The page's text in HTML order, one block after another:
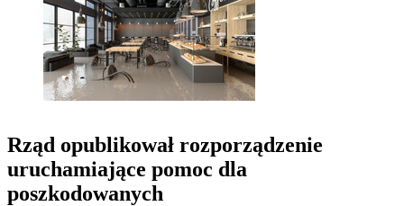
Rząd opublikował rozporządzenie
uruchamiające pomoc dla
poszkodowanych